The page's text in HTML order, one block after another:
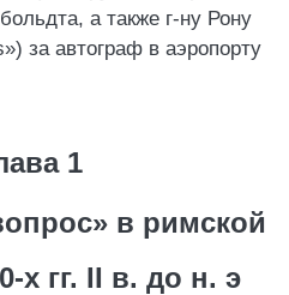
а также г-ну Рону
за автограф в аэропорту
1
в римской
х гг. II в. до н. э